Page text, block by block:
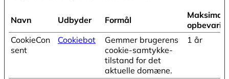
Navn Udbyder Formål
Maksimal
CookieCon
sent
Cookiebot
Gemmer brugerens
cookie-samtykke-
tilstand for det
aktuelle domæne.
1 år